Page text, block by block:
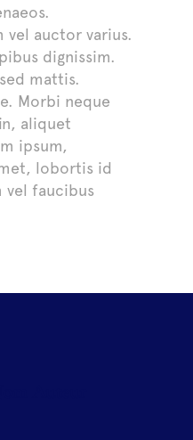
vel auctor varius.
dignissim.
mattis.
Morbi neque
aliquet
ipsum,
lobortis id
faucibus